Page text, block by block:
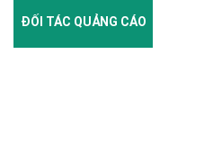
ĐỐI TÁC QUẢNG CÁO